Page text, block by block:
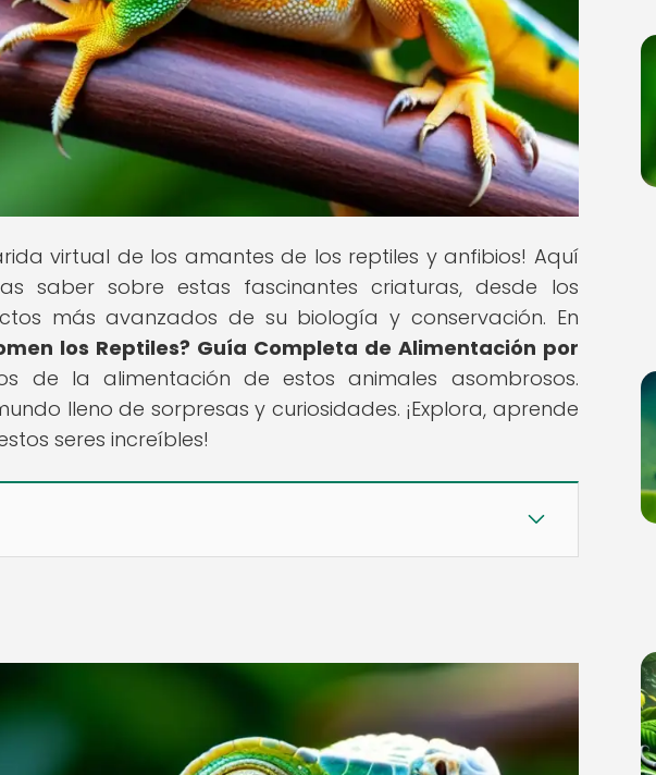
virtual de los amantes de los reptiles y anfibios! Aquí
saber sobre estas fascinantes criaturas, desde los
más avanzados de su biología y conservación. En
los Reptiles? Guía Completa de Alimentación por
de la alimentación de estos animales asombrosos.
lleno de sorpresas y curiosidades. ¡Explora, aprende
seres increíbles!